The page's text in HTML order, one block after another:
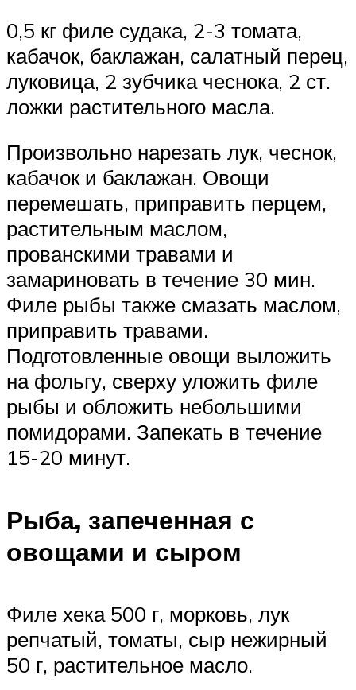
0,5 кг филе судака, 2-3 томата,
кабачок, баклажан, салатный перец,
луковица, 2 зубчика чеснока, 2 ст.
ложки растительного масла.
Произвольно нарезать лук, чеснок,
кабачок и баклажан. Овощи
перемешать, приправить перцем,
растительным маслом,
прованскими травами и
замариновать в течение 30 мин.
Филе рыбы также смазать маслом,
приправить травами.
Подготовленные овощи выложить
на фольгу, сверху уложить филе
рыбы и обложить небольшими
помидорами. Запекать в течение
15-20 минут.
Рыба, запеченная с
овощами и сыром
Филе хека 500 г, морковь, лук
репчатый, томаты, сыр нежирный
50 г, растительное масло.